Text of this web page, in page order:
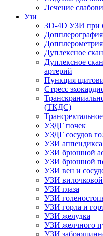
Лечение
Узи
3D-4D УЗИ при
Дуплексное
Дуплексное
артерий
Пункция
Стресс
(ТКДС)
УЗДГ почек
УЗДГ сосудов
УЗИ аппендикса
УЗИ брюшной
УЗИ брюшной
УЗИ вен и
УЗИ
УЗИ глаза
УЗИ
УЗИ горла и
УЗИ желудка
УЗИ желчного
УЗИ